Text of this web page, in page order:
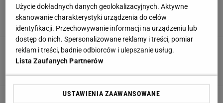
podeszwie. Reserved kusi, Renee ma podobne
5 SIERPNIA 2026, 14:57
Buty "po tacie" wróciły i wyglądają zaskakująco
stylowo. Do sukienki pasują lepiej, niż myślisz
Wygląda jak z małego butiku na wakacjach.
Użycie dokładnych danych geolokalizacyjnych. Aktywne
skanowanie charakterystyki urządzenia do celów
identyfikacji. Przechowywanie informacji na urządzeniu lub
dostęp do nich. Spersonalizowane reklamy i treści, pomiar
reklam i treści, badnie odbiorców i ulepszanie usług.
Lista Zaufanych Partnerów
USTAWIENIA ZAAWANSOWANE